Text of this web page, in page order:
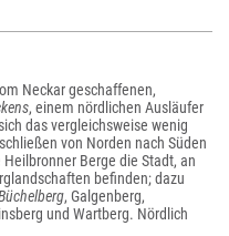
Neckar geschaffenen,
, einem nördlichen Ausläufer
das vergleichsweise wenig
von Norden nach Süden
Berge die Stadt, an
befinden; dazu
, Galgenberg,
und Wartberg. Nördlich